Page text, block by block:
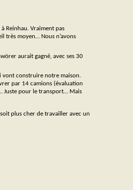
Reinhau. Vraiment pas
très moyen… Nous n’avons
aurait gagné, avec ses 30
vont construire notre maison.
par 14 camions (évaluation
Juste pour le transport… Mais
plus cher de travailler avec un